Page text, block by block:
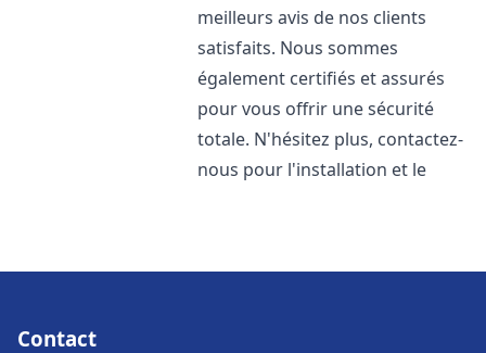
meilleurs avis de nos clients
satisfaits. Nous sommes
également certifiés et assurés
pour vous offrir une sécurité
totale. N'hésitez plus, contactez-
nous pour l'installation et le
Contact